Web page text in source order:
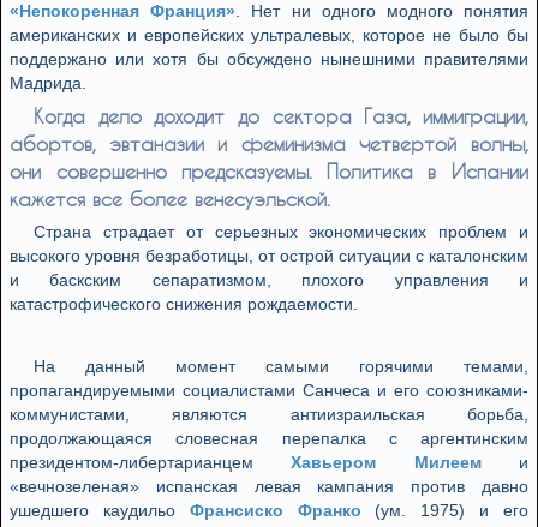
«Непокоренная Франция» . Нет ни одного модного понятия
американских и европейских ультралевых, которое не было бы
поддержано или хотя бы обсуждено нынешними правителями
Мадрида.
Когда дело доходит до сектора Газа, иммиграции,
абортов, эвтаназии и феминизма четвертой волны,
они совершенно предсказуемы. Политика в Испании
кажется все более венесуэльской.
Страна страдает от серьезных экономических проблем и
высокого уровня безработицы, от острой ситуации с каталонским
и баскским сепаратизмом, плохого управления и
катастрофического снижения рождаемости.
На данный момент самыми горячими темами,
пропагандируемыми социалистами Санчеса и его союзниками-
коммунистами, являются антиизраильская борьба,
продолжающаяся словесная перепалка с аргентинским
президентом-либертарианцемХавьером Милееми
«вечнозеленая» испанская левая кампания против давно
ушедшего каудильо Франсиско Франко (ум. 1975) и его